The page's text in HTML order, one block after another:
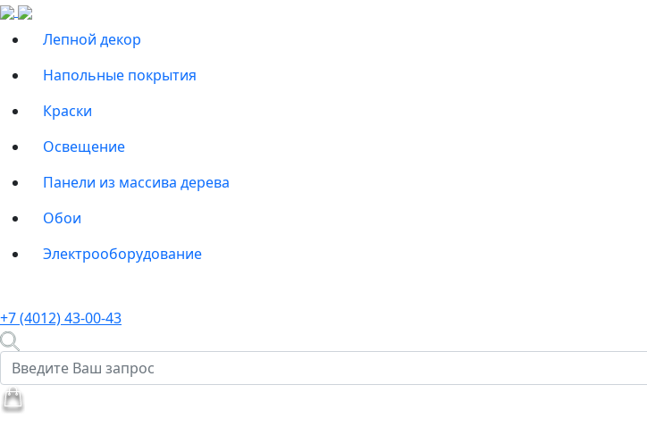
Лепной декор
Напольные покрытия
Краски
Освещение
Панели из массива дерева
Обои
Электрооборудование
+7 (4012) 43-00-43